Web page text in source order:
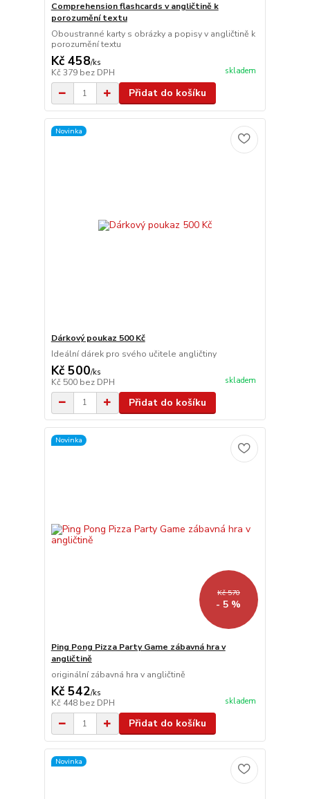
Comprehension flashcards v angličtině k
porozumění textu
Oboustranné karty s obrázky a popisy v angličtině k
porozumění textu
Kč 458/ks
Kč 379 bez DPH skladem
Přidat do košíku
Novinka
Dárkový poukaz 500 Kč
Ideální dárek pro svého učitele angličtiny
Kč 500/ks
Kč 500 bez DPH skladem
Přidat do košíku
Novinka
Kč 570
- 5 %
Ping Pong Pizza Party Game zábavná hra v
angličtině
originální zábavná hra v angličtině
Kč 542/ks
Kč 448 bez DPH skladem
Přidat do košíku
Novinka